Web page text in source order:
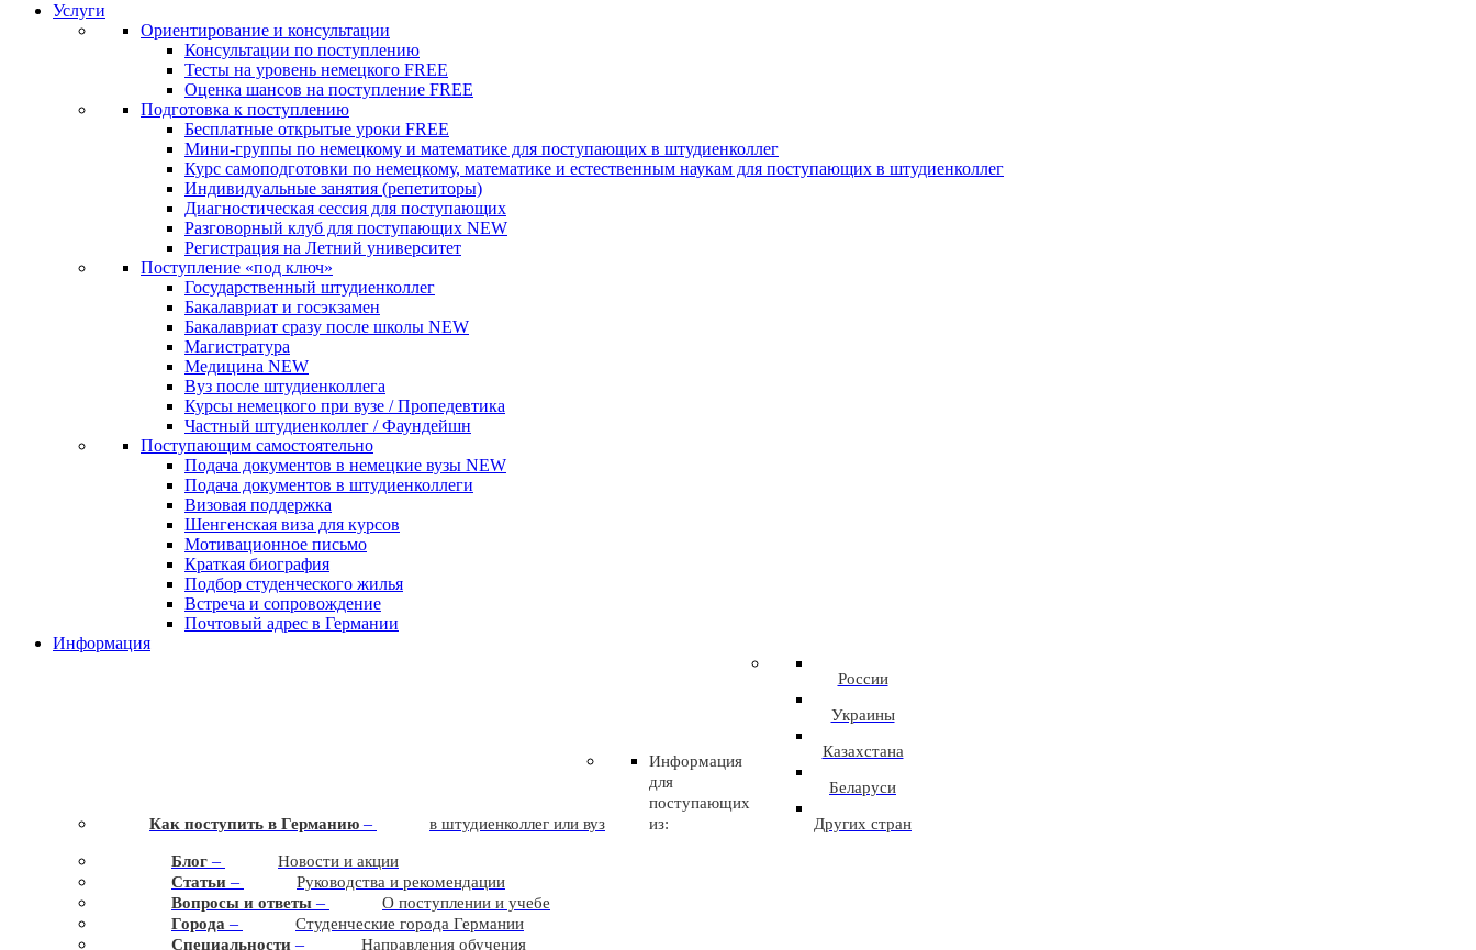
Услуги
Ориентирование и консультации
Консультации по поступлению
Тесты на уровень немецкого FREE
Оценка шансов на поступление FREE
Подготовка к поступлению
Бесплатные открытые уроки FREE
Мини-группы по немецкому и математике для поступающих в штудиенколлег
Курс самоподготовки по немецкому, математике и естественным наукам для поступающих в штудиенколлег
Индивидуальные занятия (репетиторы)
Диагностическая сессия для поступающих
Разговорный клуб для поступающих NEW
Регистрация на Летний университет
Поступление «под ключ»
Государственный штудиенколлег
Бакалавриат и госэкзамен
Бакалавриат сразу после школы NEW
Магистратура
Медицина NEW
Вуз после штудиенколлега
Курсы немецкого при вузе / Пропедевтика
Частный штудиенколлег / Фаундейшн
Поступающим самостоятельно
Подача документов в немецкие вузы NEW
Подача документов в штудиенколлеги
Визовая поддержка
Шенгенская виза для курсов
Мотивационное письмо
Краткая биография
Подбор студенческого жилья
Встреча и сопровождение
Почтовый адрес в Германии
Информация
Как поступить в Германию – в штудиенколлег или вуз
Информация
для
поступающих
из:
России
Украины
Казахстана
Беларуси
Других стран
Блог –
Новости и акции
Статьи –
Руководства и рекомендации
Вопросы и ответы –
О поступлении и учебе
Города –
Студенческие города Германии
Cпециальности –
Направления обучения